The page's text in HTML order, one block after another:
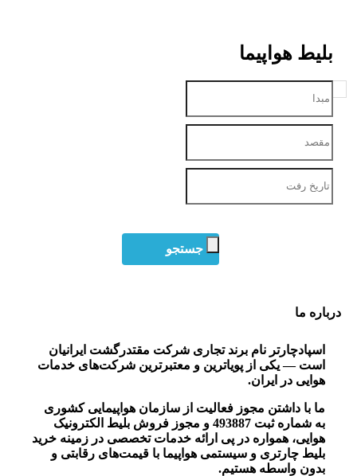
بلیط هواپیما
جستجو
درباره ما
اسپادچارتر نام برند تجاری شرکت مقتدرگشت ایرانیان
است — یکی از پویا‌ترین و معتبرترین شرکت‌های خدمات
هوایی در ایران.
ما با داشتن مجوز فعالیت از سازمان هواپیمایی کشوری
به شماره ثبت 493887
و مجوز فروش بلیط الکترونیک
هوایی، همواره در پی ارائه خدمات تخصصی در زمینه خرید
بلیط چارتری و سیستمی هواپیما با قیمت‌های رقابتی و
بدون واسطه هستیم.